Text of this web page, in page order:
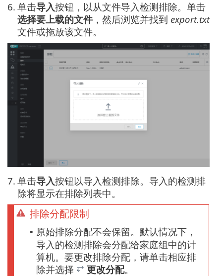
6. 单击导入按钮，以从文件导入检测排除。单击
选择要上载的文件 ，然后浏览并找到 export.txt
文件或拖放该文件。
7. 单击导入按钮以导入检测排除。导入的检测排
除将显示在排除列表中。
排除分配限制
• 原始排除分配不会保留。默认情况下，
导入的检测排除会分配给家庭组中的计
算机。要更改排除分配，请单击相应排
除并选择
更改分配。